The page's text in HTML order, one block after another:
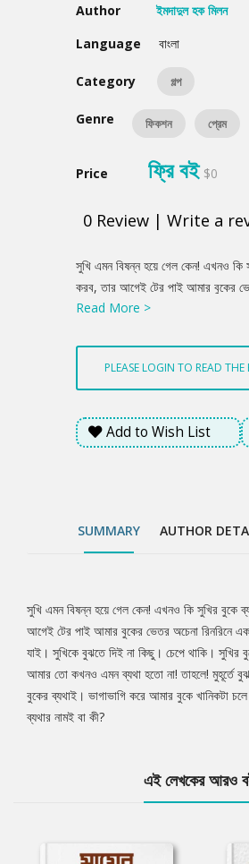
Author
ইমদাদুল হক মিলন
Language
বাংলা
Category গল্প
Genre ফিকশন প্রেম
Price ফ্রি বই $0
0 Review | Write a
Product
Summery
সুখি এমন বিষন্ন হয়ে গেল কেন! এখনও কি
করব, তার আগেই টের পাই আমার বুকের
ব্যথায় আমি কুঁকড়ে যাই। সুখিকে বুঝতে দিই
মুহূর্তে বুঝতে পারি এটা আসলে সুখির বুকের
বুকে খানিকটা চলে এসেছে। এর মানে কী?
Read More >
PLEASE LOGIN TO READ
Add to Wish List
SUMMARY AUTHOR
Tab
Article
সুখি এমন বিষন্ন হয়ে গেল কেন! এখনও কি সুখির বুকে
আগেই টের পাই আমার বুকের ভেতর অচেনা রিনরিনে
যাই। সুখিকে বুঝতে দিই না কিছু। চেপে থাকি। সুখির
আমার তো কখনও এমন ব্যথা হতো না! তাহলে! মুহূর্তে
বুকের ব্যথাই। ভাগাভাগি করে আমার বুকে খানিকটা
ব্যথার নামই বা কী?
এই লেখকের আরও